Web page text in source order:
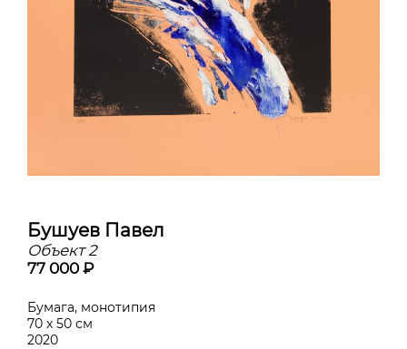
Бушуев Павел
Объект 2
77 000 ₽
Бумага, монотипия
70 x 50 см
2020